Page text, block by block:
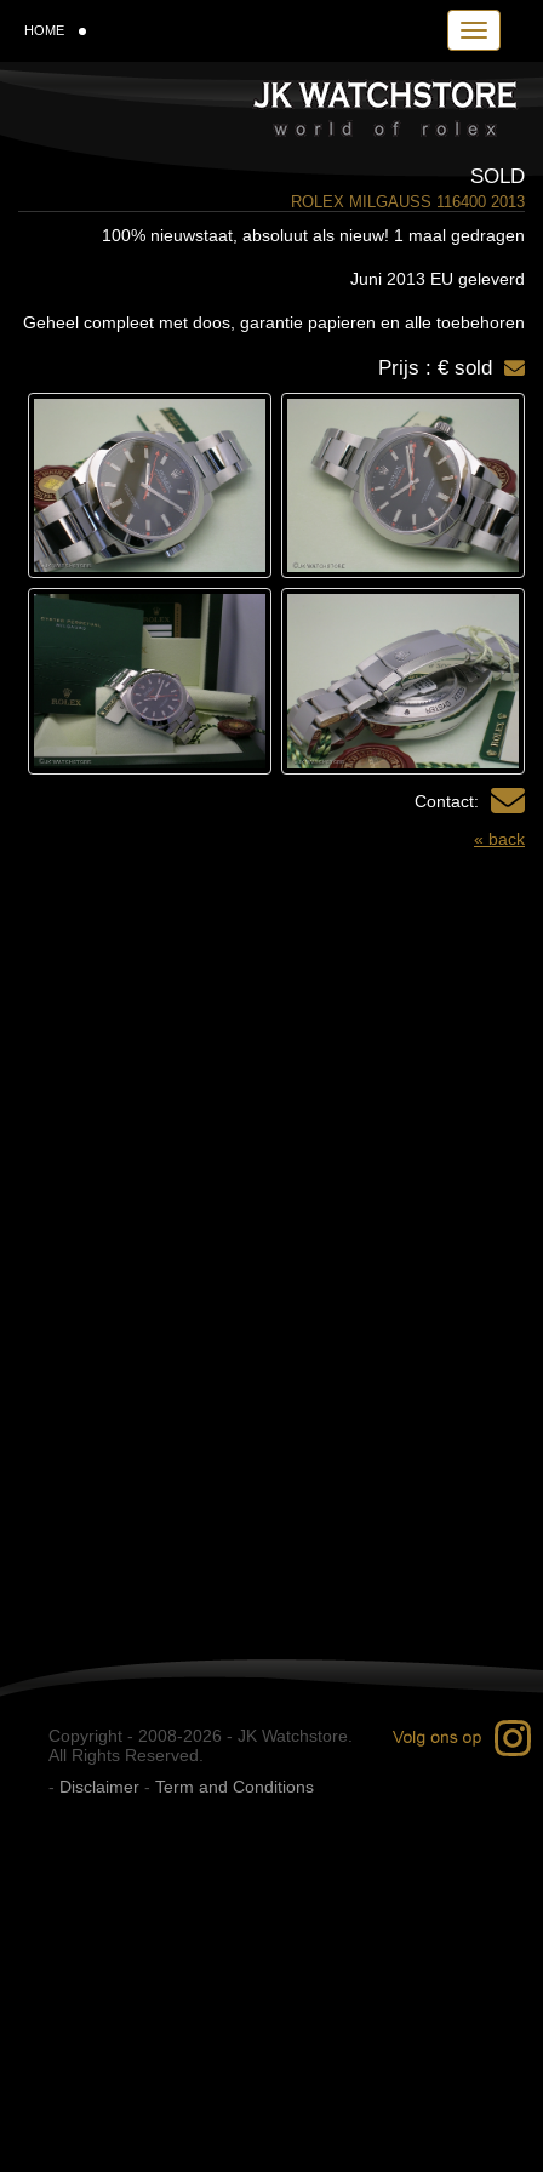
Toggle
HOME
SOLD
ROLEX MILGAUSS 116400 2013
100% nieuwstaat, absoluut als nieuw! 1 maal gedragen
Juni 2013 EU geleverd
Geheel compleet met doos, garantie papieren en alle toebehoren
Prijs : € sold
Contact:
« back
Copyright - 2008-2026 - JK Watchstore.
All Rights Reserved.
- Disclaimer - Term and Conditions